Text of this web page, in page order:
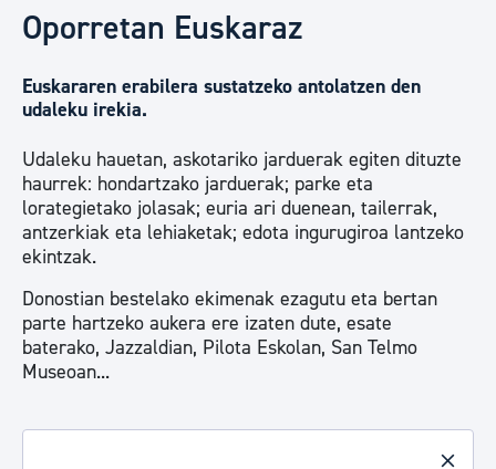
Oporretan Euskaraz
Euskararen erabilera sustatzeko antolatzen den
udaleku irekia.
Udaleku hauetan, askotariko jarduerak egiten dituzte
haurrek: hondartzako jarduerak; parke eta
lorategietako jolasak; euria ari duenean, tailerrak,
antzerkiak eta lehiaketak; edota ingurugiroa lantzeko
ekintzak.
Donostian bestelako ekimenak ezagutu eta bertan
parte hartzeko aukera ere izaten dute, esate
baterako, Jazzaldian, Pilota Eskolan, San Telmo
Museoan...